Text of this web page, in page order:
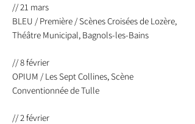
// 21 mars
BLEU / Première / Scènes Croisées de Lozère,
Théâtre Municipal, Bagnols-les-Bains
// 8 février
OPIUM / Les Sept Collines, Scène
Conventionnée de Tulle
// 2 février